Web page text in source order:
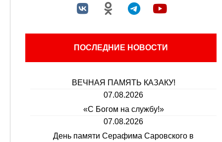
ПОСЛЕДНИЕ НОВОСТИ
ВЕЧНАЯ ПАМЯТЬ КАЗАКУ!
07.08.2026
«С Богом на службу!»
07.08.2026
День памяти Серафима Саровского в